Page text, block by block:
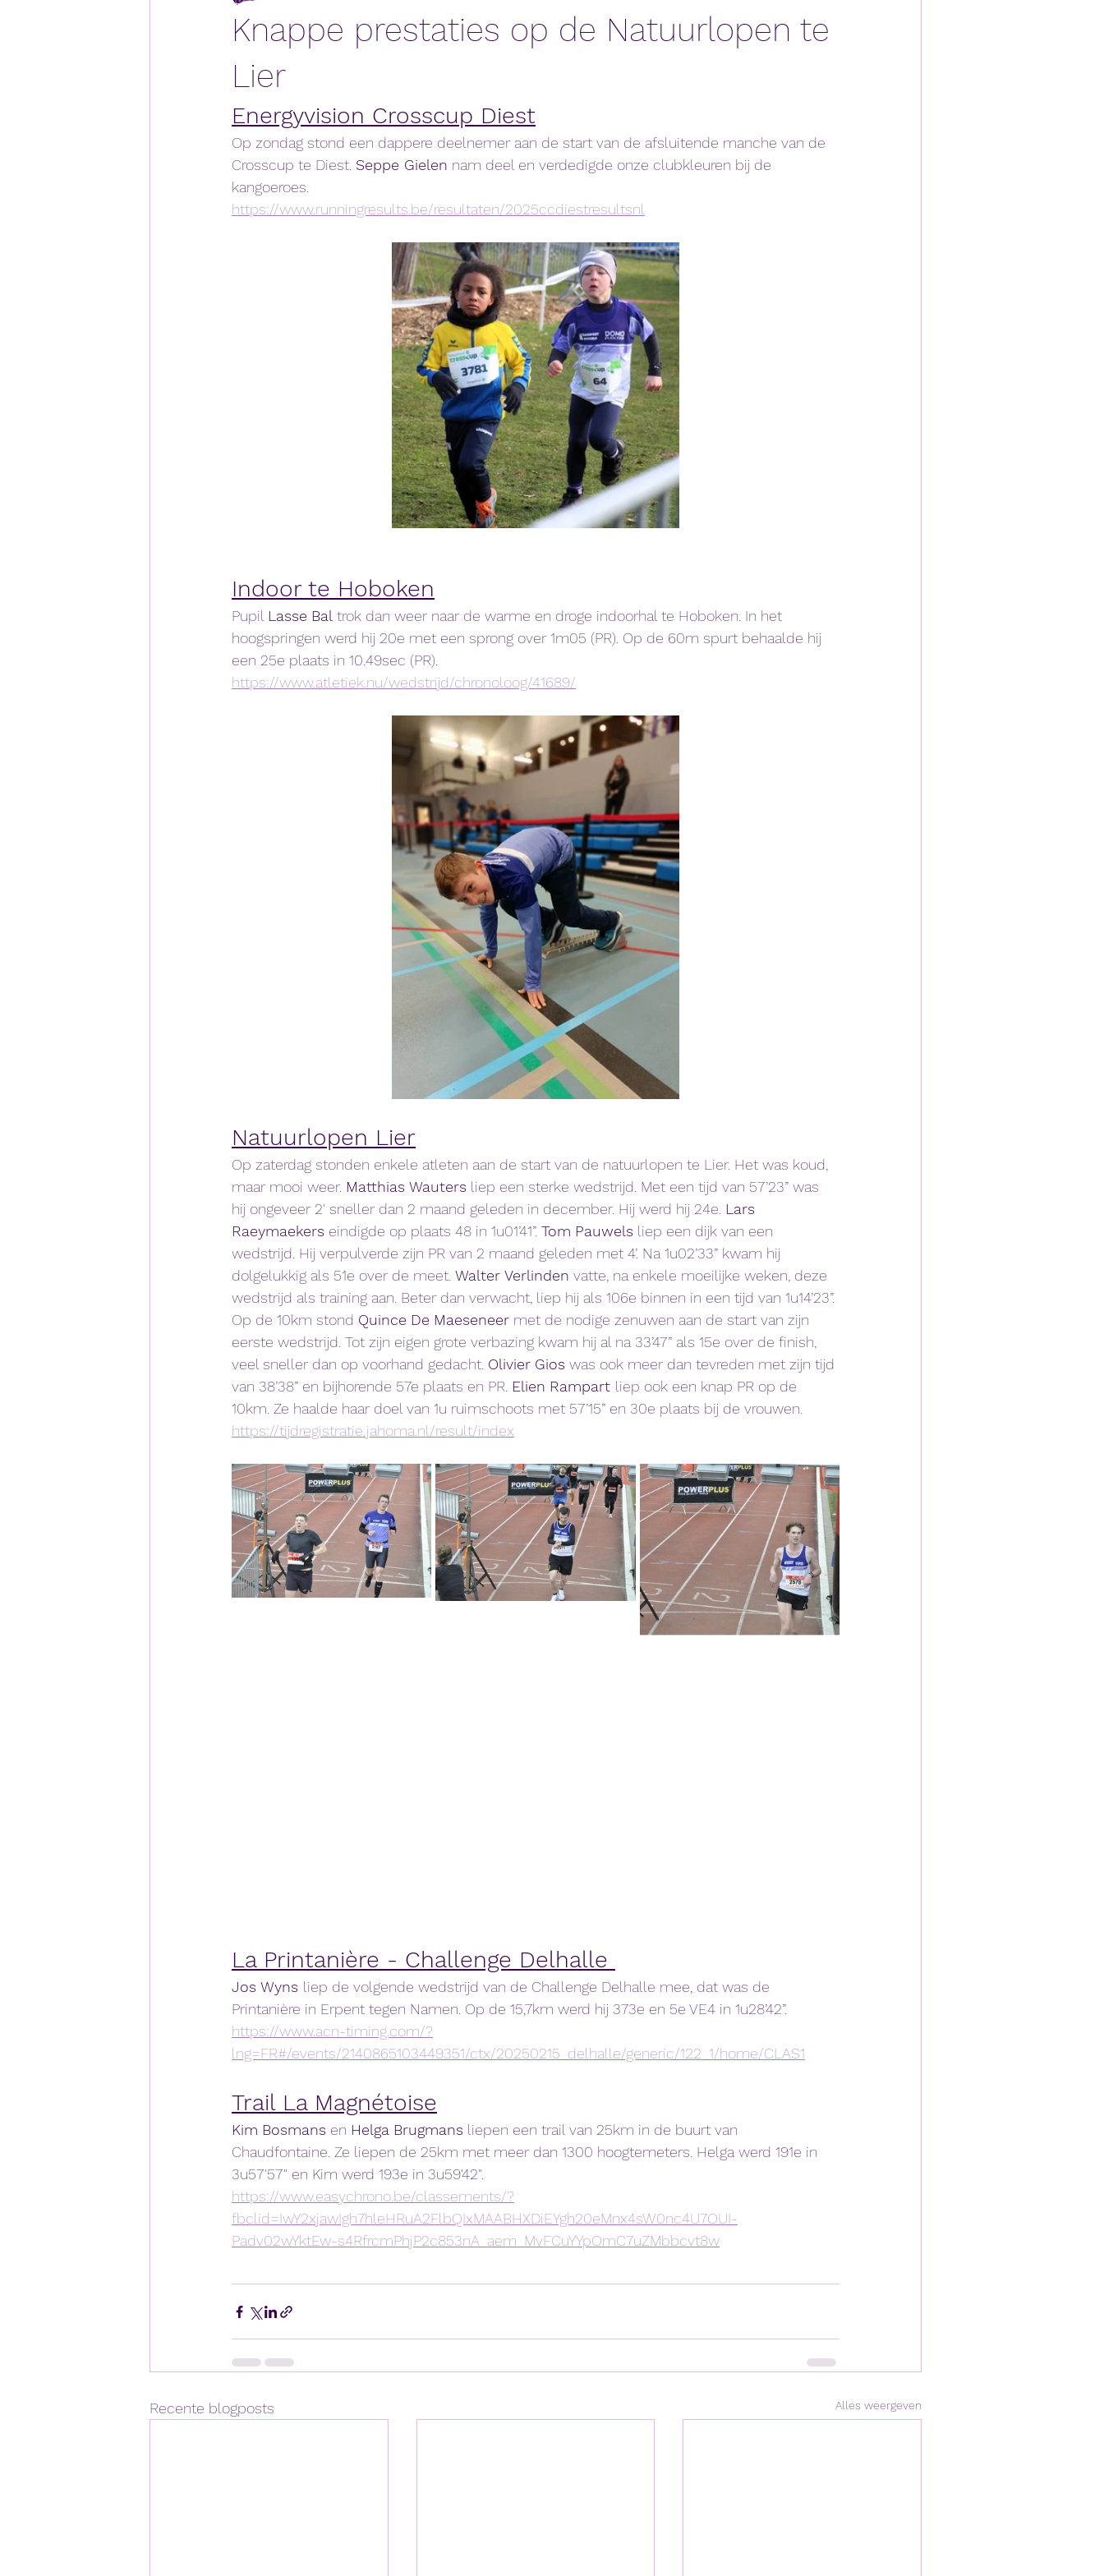
Knappe prestaties op de Natuurlopen te
Lier
Energyvision Crosscup Diest
Op zondag stond een dappere deelnemer aan de start van de afsluitende manche van de
Crosscup te Diest. Seppe Gielen nam deel en verdedigde onze clubkleuren bij de
kangoeroes.
https://www.runningresults.be/resultaten/2025ccdiestresultsnl
Indoor te Hoboken
Pupil Lasse Bal trok dan weer naar de warme en droge indoorhal te Hoboken. In het
hoogspringen werd hij 20e met een sprong over 1m05 (PR). Op de 60m spurt behaalde hij
een 25e plaats in 10.49sec (PR).
https://www.atletiek.nu/wedstrijd/chronoloog/41689/
Natuurlopen Lier
Op zaterdag stonden enkele atleten aan de start van de natuurlopen te Lier. Het was koud,
maar mooi weer. Matthias Wauters liep een sterke wedstrijd. Met een tijd van 57’23” was
hij ongeveer 2' sneller dan 2 maand geleden in december. Hij werd hij 24e. Lars
Raeymaekers eindigde op plaats 48 in 1u01’41”. Tom Pauwels liep een dijk van een
wedstrijd. Hij verpulverde zijn PR van 2 maand geleden met 4’. Na 1u02’33” kwam hij
dolgelukkig als 51e over de meet. Walter Verlinden vatte, na enkele moeilijke weken, deze
wedstrijd als training aan. Beter dan verwacht, liep hij als 106e binnen in een tijd van 1u14’23”.
Op de 10km stond Quince De Maeseneer met de nodige zenuwen aan de start van zijn
eerste wedstrijd. Tot zijn eigen grote verbazing kwam hij al na 33’47” als 15e over de finish,
veel sneller dan op voorhand gedacht. Olivier Gios was ook meer dan tevreden met zijn tijd
van 38’38” en bijhorende 57e plaats en PR. Elien Rampart liep ook een knap PR op de
10km. Ze haalde haar doel van 1u ruimschoots met 57’15” en 30e plaats bij de vrouwen.
https://tijdregistratie.jahoma.nl/result/index
La Printanière - Challenge Delhalle
Jos Wyns liep de volgende wedstrijd van de Challenge Delhalle mee, dat was de
Printanière in Erpent tegen Namen. Op de 15,7km werd hij 373e en 5e VE4 in 1u28’42”.
https://www.acn-timing.com/?
lng=FR#/events/2140865103449351/ctx/20250215_delhalle/generic/122_1/home/CLAS1
Trail La Magnétoise
Kim Bosmans en Helga Brugmans liepen een trail van 25km in de buurt van
Chaudfontaine. Ze liepen de 25km met meer dan 1300 hoogtemeters. Helga werd 191e in
3u57'57" en Kim werd 193e in 3u59'42".
https://www.easychrono.be/classements/?
fbclid=IwY2xjawIgh7hleHRuA2FlbQIxMAABHXDiEYgh20eMnx4sW0nc4U7OUI-
Padv02wYktEw-s4RfrcmPhjP2c853nA_aem_MvFCuYYpOmC7uZMbbcvt8w
Recente blogposts Alles weergeven